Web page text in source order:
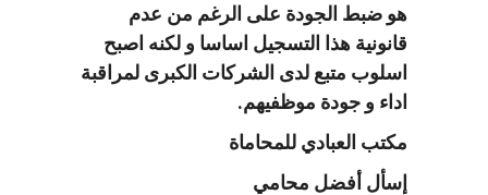
هو ضبط الجودة على الرغم من عدم
قانونية هذا التسجيل اساسا و لكنه اصبح
اسلوب متبع لدى الشركات الكبرى لمراقبة
اداء و جودة موظفيهم.
مكتب العبادي للمحاماة
إسأل أفضل محامي